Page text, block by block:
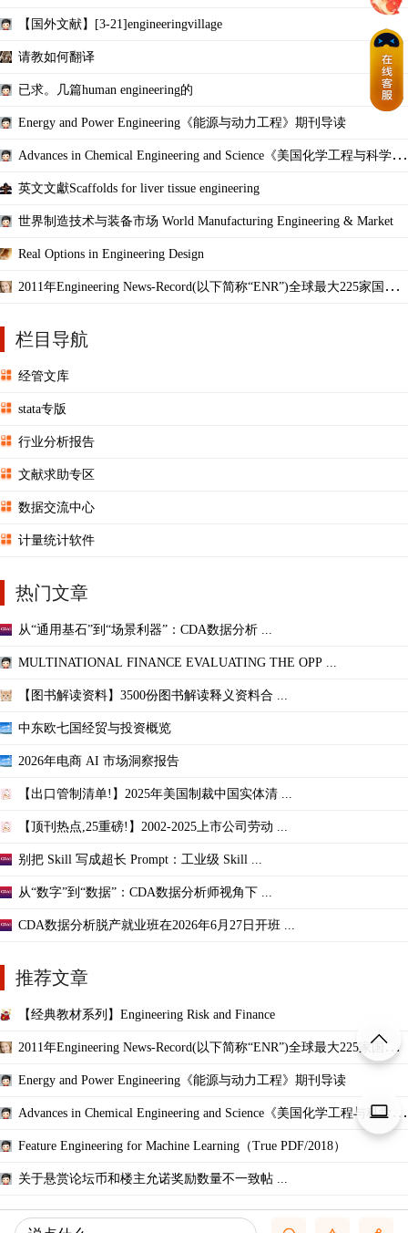
【国外文献】[3-21]engineeringvillage
请教如何翻译
已求。几篇human engineering的
Energy and Power Engineering《能源与动力工程》期刊导读
Advances in Chemical Engineering and Science《美国化学工程与科学杂
英文文獻Scaffolds for liver tissue engineering
世界制造技术与装备市场 World Manufacturing Engineering & Market
Real Options in Engineering Design
2011年Engineering News-Record(以下简称“ENR”)全球最大225家国际
栏目导航
经管文库
stata专版
行业分析报告
文献求助专区
数据交流中心
计量统计软件
热门文章
从“通用基石”到“场景利器”：CDA数据分析 ...
MULTINATIONAL FINANCE EVALUATING THE OPP ...
【图书解读资料】3500份图书解读释义资料合 ...
中东欧七国经贸与投资概览
2026年电商 AI 市场洞察报告
【出口管制清单!】2025年美国制裁中国实体清 ...
【顶刊热点,25重磅!】2002-2025上市公司劳动 ...
别把 Skill 写成超长 Prompt：工业级 Skill ...
从“数字”到“数据”：CDA数据分析师视角下 ...
CDA数据分析脱产就业班在2026年6月27日开班 ...
推荐文章
【经典教材系列】Engineering Risk and Finance
2011年Engineering News-Record(以下简称“ENR”)全球最大225家国际
Energy and Power Engineering《能源与动力工程》期刊导读
Advances in Chemical Engineering and Science《美国化学工程与科学杂
Feature Engineering for Machine Learning（True PDF/2018）
关于悬赏论坛币和楼主允诺奖励数量不一致帖 ...